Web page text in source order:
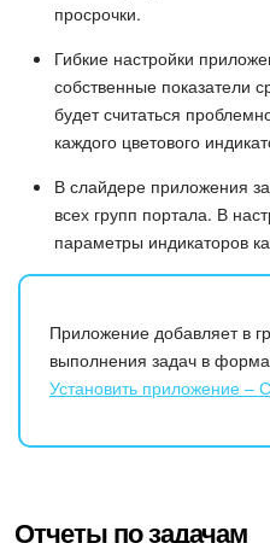
просрочки.
Гибкие настройки
собственные показатели
будет считаться
каждого цветового
В слайдере приложения
всех групп портала. В
параметры индикаторов
Приложение добавляет в
выполнения задач в
Установить приложение –
Отчеты по задачам